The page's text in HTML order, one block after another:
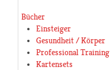
Bücher
Einsteiger
Gesundheit / Körper
Professional Training
Kartensets